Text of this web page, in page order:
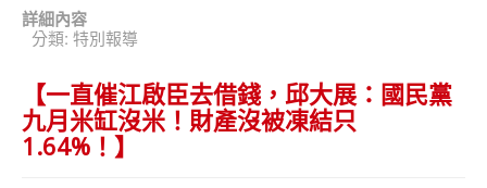
詳細內容
分類: 特別報導
【一直催江啟臣去借錢，邱大展：國民黨
九月米缸沒米！財產沒被凍結只
1.64%！】